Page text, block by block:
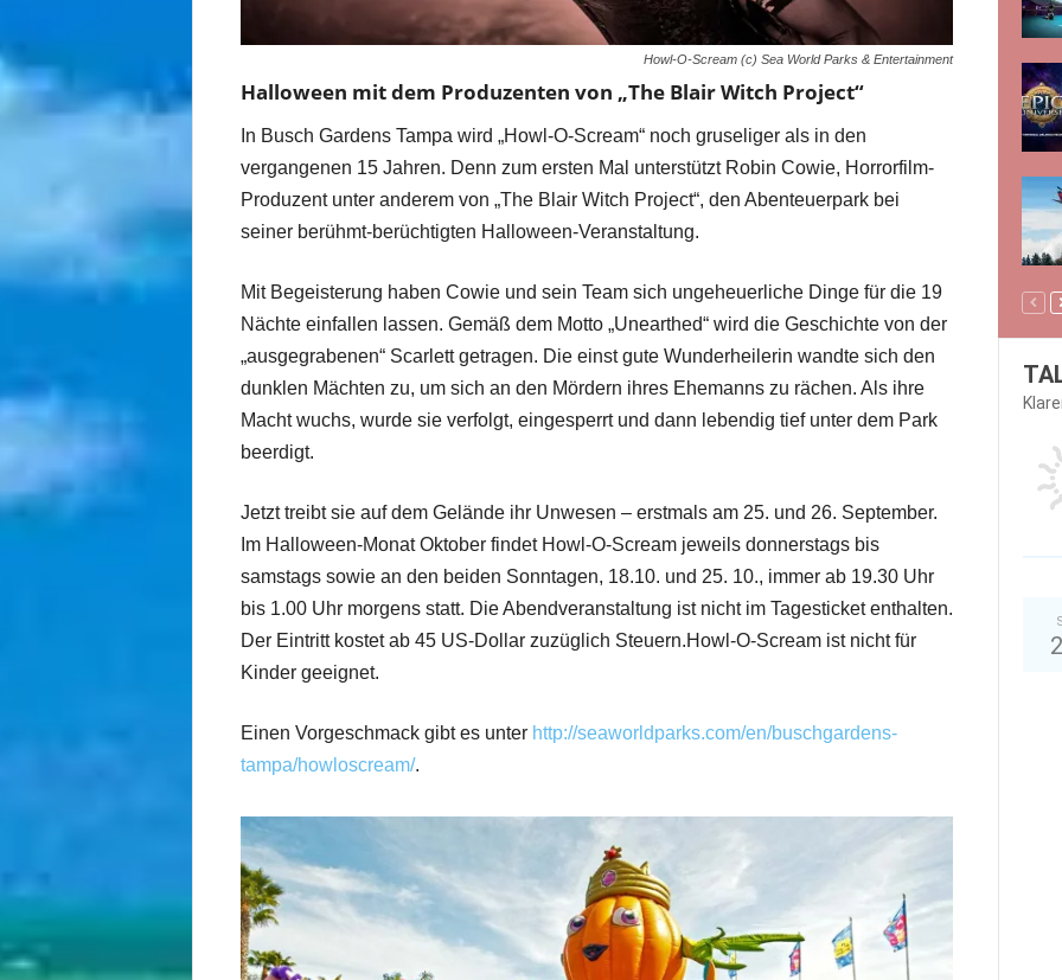
Howl-O-Scream (c) Sea World Parks & Entertainment
Halloween mit dem Produzenten von „The Blair Witch Project“
In Busch Gardens Tampa wird „Howl-O-Scream“ noch gruseliger als in den
vergangenen 15 Jahren. Denn zum ersten Mal unterstützt Robin Cowie, Horrorfilm-
Produzent unter anderem von „The Blair Witch Project“, den Abenteuerpark bei
seiner berühmt-berüchtigten Halloween-Veranstaltung.
Mit Begeisterung haben Cowie und sein Team sich ungeheuerliche Dinge für die 19
Nächte einfallen lassen. Gemäß dem Motto „Unearthed“ wird die Geschichte von der
„ausgegrabenen“ Scarlett getragen. Die einst gute Wunderheilerin wandte sich den
dunklen Mächten zu, um sich an den Mördern ihres Ehemanns zu rächen. Als ihre
Macht wuchs, wurde sie verfolgt, eingesperrt und dann lebendig tief unter dem Park
beerdigt.
Jetzt treibt sie auf dem Gelände ihr Unwesen – erstmals am 25. und 26. September.
Im Halloween-Monat Oktober findet Howl-O-Scream jeweils donnerstags bis
samstags sowie an den beiden Sonntagen, 18.10. und 25. 10., immer ab 19.30 Uhr
bis 1.00 Uhr morgens statt. Die Abendveranstaltung ist nicht im Tagesticket enthalten.
Der Eintritt kostet ab 45 US-Dollar zuzüglich Steuern.Howl-O-Scream ist nicht für
Kinder geeignet.
Einen Vorgeschmack gibt es unter http://seaworldparks.com/en/buschgardens-
tampa/howloscream/.